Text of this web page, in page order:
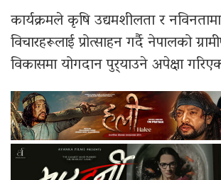
कार्यक्रमले कृषि उद्यमशीलता र
विचारहरूलाई प्रोत्साहन गर्दै नेपालको
विकासमा योगदान पुर्‍याउने अपेक्षा